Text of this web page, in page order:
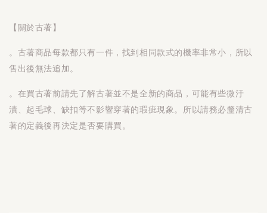
【關於古著】
。古著商品每款都只有一件，找到相同款式的機率非常小，所以
售出後無法追加。
。在買古著前請先了解古著並不是全新的商品，可能有些微汙
漬、起毛球、缺扣等不影響穿著的瑕疵現象。所以請務必釐清古
著的定義後再決定是否要購買。